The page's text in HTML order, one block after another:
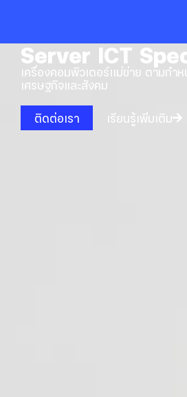
Server ICT
เครื่องคอมพิวเตอร์เเม่ข่าย ตามกำ
เศรษฐกิจและสังคม
ติดต่อเรา เรียนรู้เพิ่มเติม